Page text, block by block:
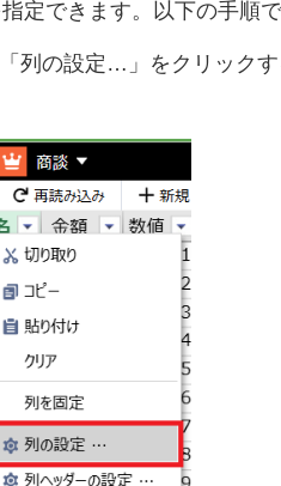
定できます。以下の手順で
列の設定…」をクリックす